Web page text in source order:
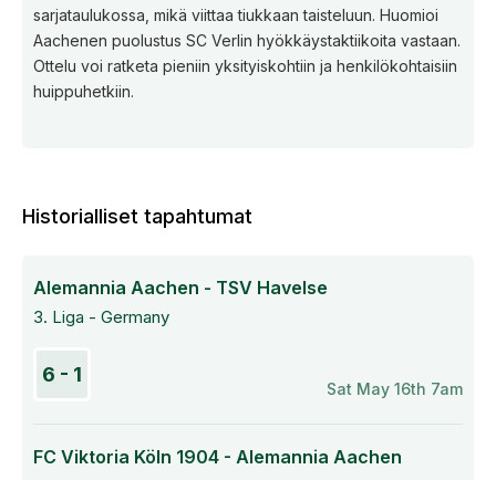
sarjataulukossa, mikä viittaa tiukkaan taisteluun. Huomioi
Aachenen puolustus SC Verlin hyökkäystaktiikoita vastaan.
Ottelu voi ratketa pieniin yksityiskohtiin ja henkilökohtaisiin
huippuhetkiin.
Historialliset tapahtumat
Alemannia Aachen - TSV Havelse
3. Liga - Germany
6 - 1
Sat May 16th 7am
FC Viktoria Köln 1904 - Alemannia Aachen